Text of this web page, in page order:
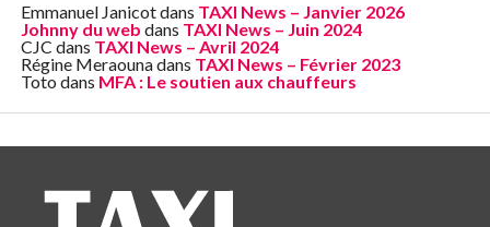
Emmanuel Janicotdans TAXI News – Janvier 2026
Johnny du web dans TAXI News – Juin 2024
CJC dans TAXI News – Avril 2024
Régine Meraounadans TAXI News – Février 2023
Toto dans MFA : Le soutien aux chauffeurs